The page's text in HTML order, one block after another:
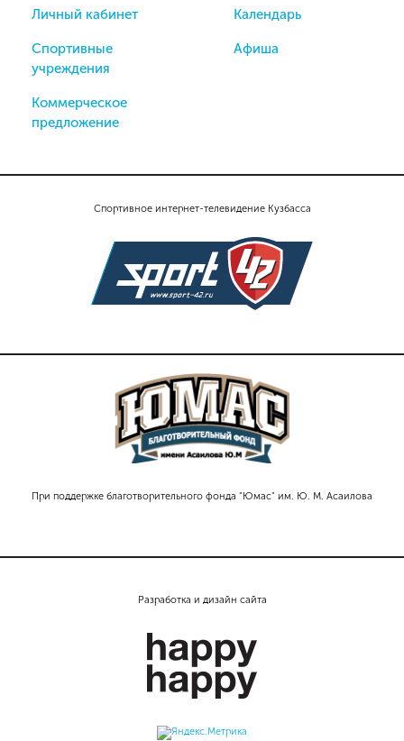
Спортивное интернет-телевидение Кузбасса
При поддержке благотворительного фонда "Юмас" им. Ю. М. Асаилова
Личный кабинет
Спортивные
учреждения
Коммерческое
предложение
Календарь
Афиша
Разработка и дизайн сайта